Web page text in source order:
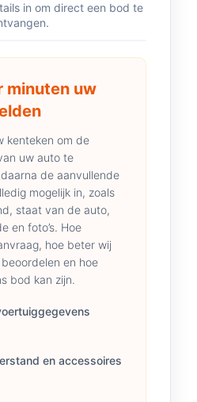
in om direct een bod te
minuten uw
kenteken om de
uw auto te
de aanvullende
mogelijk in, zoals
staat van de auto,
en foto’s. Hoe
hoe beter wij
en hoe
bod kan zijn.
en accessoires